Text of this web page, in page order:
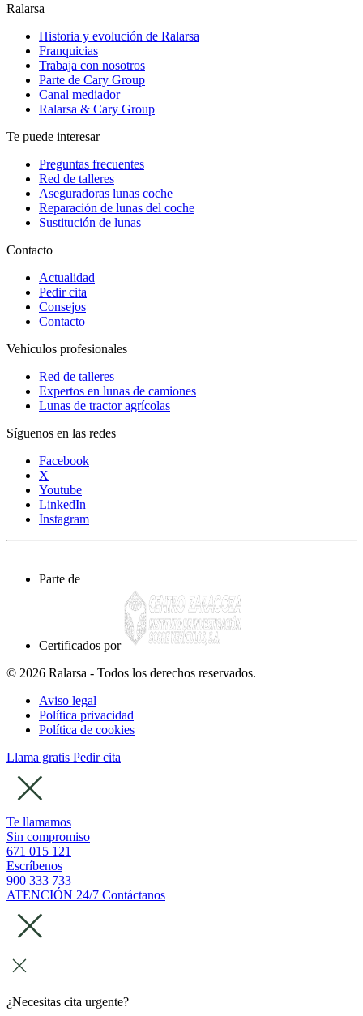
Ralarsa
Historia y evolución de Ralarsa
Franquicias
Trabaja con nosotros
Parte de Cary Group
Canal mediador
Ralarsa & Cary Group
Te puede interesar
Preguntas frecuentes
Red de talleres
Aseguradoras lunas coche
Reparación de lunas del coche
Sustitución de lunas
Contacto
Actualidad
Pedir cita
Consejos
Contacto
Vehículos profesionales
Red de talleres
Expertos en lunas de camiones
Lunas de tractor agrícolas
Síguenos en las redes
Facebook
X
Youtube
LinkedIn
Instagram
Parte de
Certificados por
© 2026 Ralarsa - Todos los derechos reservados.
Aviso legal
Política privacidad
Política de cookies
Llama gratis Pedir cita
Te llamamos
Sin compromiso
671 015 121
Escríbenos
900 333 733
ATENCIÓN 24/7 Contáctanos
¿Necesitas cita urgente?